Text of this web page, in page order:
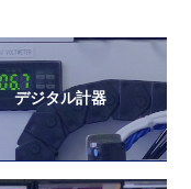
デジタル計器